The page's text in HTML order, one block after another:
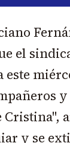
el
Cristina",
y se